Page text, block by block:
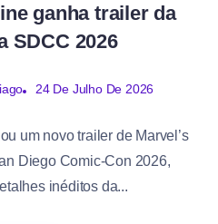
ganha trailer da
SDCC 2026
24 De Julho De 2026
um novo trailer de Marvel’s
Diego Comic-Con 2026,
inéditos da...